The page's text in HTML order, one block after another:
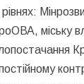
міську